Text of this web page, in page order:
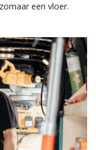
een vloer.